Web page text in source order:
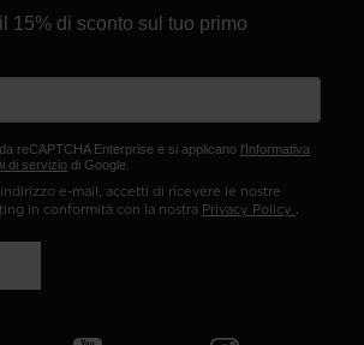
15% di sconto sul tuo primo
reCAPTCHA Enterprise e si applicano l'Informativa
di servizio di Google.
e-mail, accetti di ricevere le nostre
in conformità con la nostra Privacy Policy .